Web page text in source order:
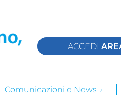
ACCEDI
Comunicazioni e News